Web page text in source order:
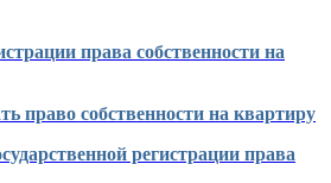
права собственности на
право собственности на квартиру
регистрации права